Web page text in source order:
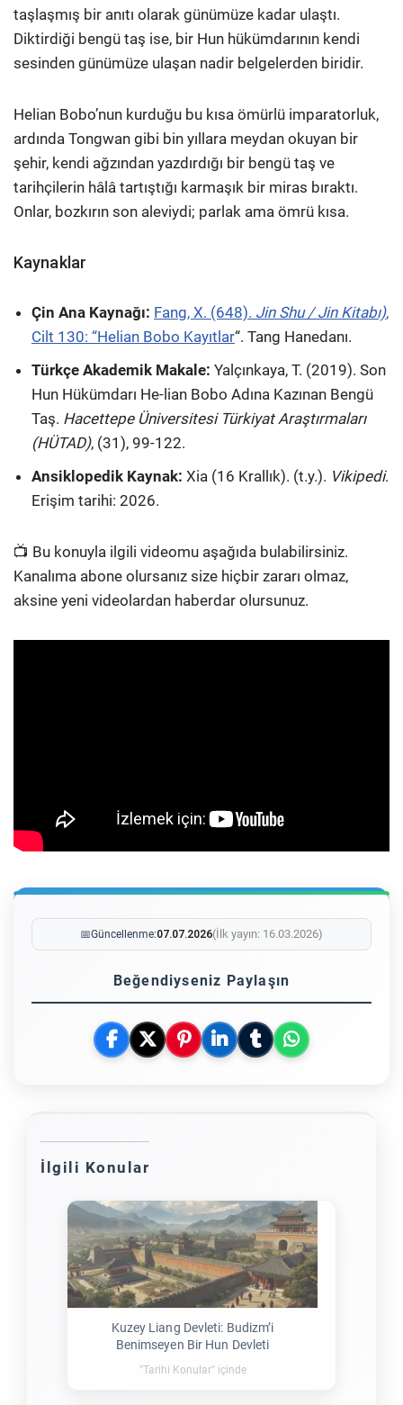
taşlaşmış bir anıtı olarak günümüze kadar ulaştı.
Diktirdiği bengü taş ise, bir Hun hükümdarının kendi
sesinden günümüze ulaşan nadir belgelerden biridir.
Helian Bobo’nun kurduğu bu kısa ömürlü imparatorluk,
ardında Tongwan gibi bin yıllara meydan okuyan bir
şehir, kendi ağzından yazdırdığı bir bengü taş ve
tarihçilerin hâlâ tartıştığı karmaşık bir miras bıraktı.
Onlar, bozkırın son aleviydi; parlak ama ömrü kısa.
Kaynaklar
Çin Ana Kaynağı: Fang, X. (648). Jin Shu / Jin Kitabı),
Cilt 130: “Helian Bobo Kayıtlar“. Tang Hanedanı.
Türkçe Akademik Makale: Yalçınkaya, T. (2019). Son
Hun Hükümdarı He-lian Bobo Adına Kazınan Bengü
Taş. Hacettepe Üniversitesi Türkiyat Araştırmaları
(HÜTAD), (31), 99-122.
Ansiklopedik Kaynak: Xia (16 Krallık). (t.y.). Vikipedi.
Erişim tarihi: 2026.
📺 Bu konuyla ilgili videomu aşağıda bulabilirsiniz.
Kanalıma abone olursanız size hiçbir zararı olmaz,
aksine yeni videolardan haberdar olursunuz.
📅Güncellenme:07.07.2026(İlk yayın: 16.03.2026)
Beğendiyseniz Paylaşın
İlgili Konular
Kuzey Liang Devleti: Budizm’i
Benimseyen Bir Hun Devleti
"Tarihi Konular" içinde